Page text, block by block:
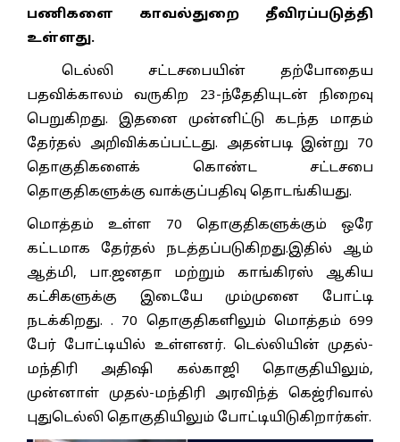
பணிகளை காவல்துறை தீவிரப்படுத்தி
உள்ளது.
டெல்லி சட்டசபையின் தற்போதைய
பதவிக்காலம் வருகிற 23-ந்தேதியுடன் நிறைவு
பெறுகிறது. இதனை முன்னிட்டு கடந்த மாதம்
தேர்தல் அறிவிக்கப்பட்டது. அதன்படி இன்று 70
தொகுதிகளைக் கொண்ட சட்டசபை
தொகுதிகளுக்கு வாக்குப்பதிவு தொடங்கியது.
மொத்தம் உள்ள 70 தொகுதிகளுக்கும் ஒரே
கட்டமாக தேர்தல் நடத்தப்படுகிறது.இதில் ஆம்
ஆத்மி, பா.ஜனதா மற்றும் காங்கிரஸ் ஆகிய
கட்சிகளுக்கு இடையே மும்முனை போட்டி
நடக்கிறது. . 70 தொகுதிகளிலும் மொத்தம் 699
பேர் போட்டியில் உள்ளனர். டெல்லியின் முதல்-
மந்திரி அதிஷி கல்காஜி தொகுதியிலும்,
முன்னாள் முதல்-மந்திரி அரவிந்த் கெஜ்ரிவால்
புதுடெல்லி தொகுதியிலும் போட்டியிடுகிறார்கள்.